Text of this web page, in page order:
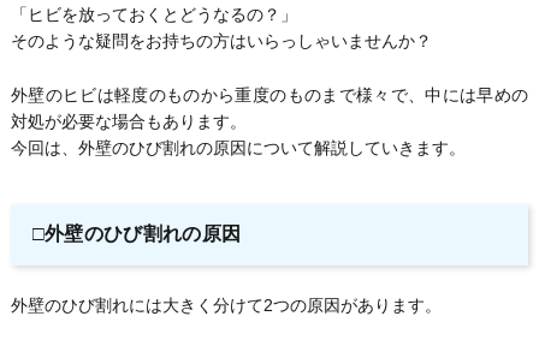
「ヒビを放っておくとどうなるの？」
そのような疑問をお持ちの方はいらっしゃいませんか？
外壁のヒビは軽度のものから重度のものまで様々で、中には早めの
対処が必要な場合もあります。
今回は、外壁のひび割れの原因について解説していきます。
□外壁のひび割れの原因
外壁のひび割れには大きく分けて2つの原因があります。